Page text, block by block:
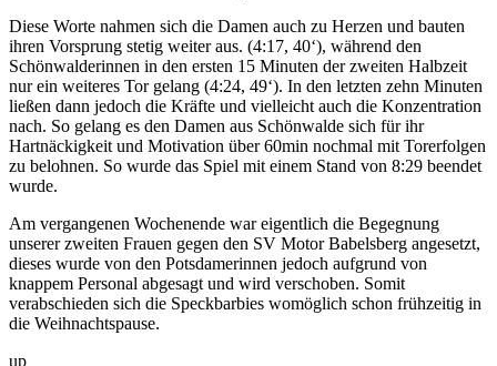
Diese Worte nahmen sich die Damen auch zu Herzen und bauten
ihren Vorsprung stetig weiter aus. (4:17, 40‘), während den
Schönwalderinnen in den ersten 15 Minuten der zweiten Halbzeit
nur ein weiteres Tor gelang (4:24, 49‘). In den letzten zehn Minuten
ließen dann jedoch die Kräfte und vielleicht auch die Konzentration
nach. So gelang es den Damen aus Schönwalde sich für ihr
Hartnäckigkeit und Motivation über 60min nochmal mit Torerfolgen
zu belohnen. So wurde das Spiel mit einem Stand von 8:29 beendet
wurde.
Am vergangenen Wochenende war eigentlich die Begegnung
unserer zweiten Frauen gegen den SV Motor Babelsberg angesetzt,
dieses wurde von den Potsdamerinnen jedoch aufgrund von
knappem Personal abgesagt und wird verschoben. Somit
verabschieden sich die Speckbarbies womöglich schon frühzeitig in
die Weihnachtspause.
up